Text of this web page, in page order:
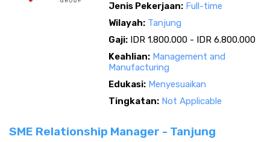
Jenis Pekerjaan: Full-time
Wilayah: Tanjung
Gaji: IDR 1.800.000 - IDR 6.800.000
Keahlian: Management and
Manufacturing
Edukasi: Menyesuaikan
Tingkatan: Not Applicable
SME Relationship Manager - Tanjung